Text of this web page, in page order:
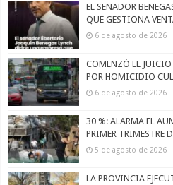
EL SENADOR
QUE GESTIONA
6 de agosto de 2026
COMENZÓ EL JUICIO
POR HOMICIDIO
6 de agosto de 2026
30 %: ALARMA EL
PRIMER TRIMESTRE
5 de agosto de 2026
LA PROVINCIA